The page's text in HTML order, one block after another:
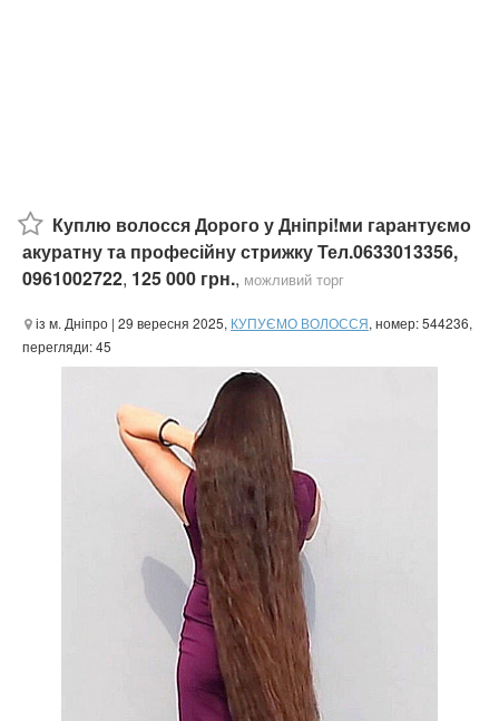
Куплю волосся Дорого у Дніпрі!ми гарантуємо
акуратну та професійну стрижку Тел.0633013356,
0961002722, 125 000 грн., можливий торг
із м. Дніпро | 29 вересня 2025, КУПУЄМО ВОЛОССЯ, номер: 544236,
перегляди: 45